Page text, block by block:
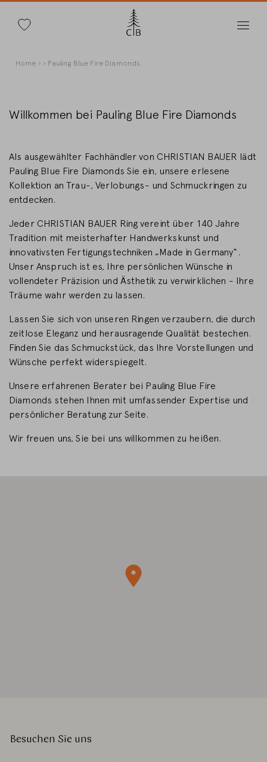
zumPfadnavigation
Home Pauling Blue Fire Diamonds
Willkommen bei Pauling Blue Fire Diamonds
Als ausgewählter Fachhändler von CHRISTIAN BAUER lädt
Pauling Blue Fire Diamonds Sie ein, unsere erlesene
Kollektion an Trau-, Verlobungs- und Schmuckringen zu
entdecken.
Jeder CHRISTIAN BAUER Ring vereint über 140 Jahre
Tradition mit meisterhafter Handwerkskunst und
innovativsten Fertigungstechniken „Made in Germany“.
Unser Anspruch ist es, Ihre persönlichen Wünsche in
vollendeter Präzision und Ästhetik zu verwirklichen - Ihre
Träume wahr werden zu lassen.
Lassen Sie sich von unseren Ringen verzaubern, die durch
zeitlose Eleganz und herausragende Qualität bestechen.
Finden Sie das Schmuckstück, das Ihre Vorstellungen und
Wünsche perfekt widerspiegelt.
Unsere erfahrenen Berater bei Pauling Blue Fire
Diamonds stehen Ihnen mit umfassender Expertise und
persönlicher Beratung zur Seite.
Wir freuen uns, Sie bei uns willkommen zu heißen.
Besuchen Sie uns
Land wechseln
Deutschland
LAND WECHSELN